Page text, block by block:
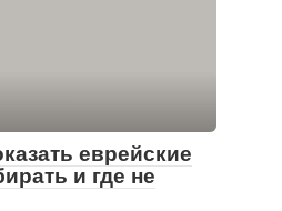
еврейские
и где не